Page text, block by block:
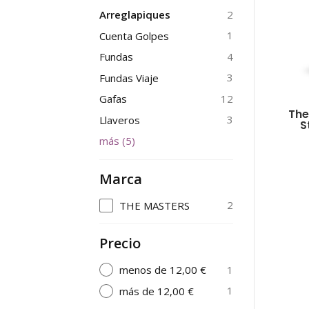
Arreglapiques
2
Cuenta Golpes
1
Fundas
4
Fundas Viaje
3
Gafas
12
Llaveros
3
más (5)
Marca
THE MASTERS 2
Precio
menos de 12,00 €
1
más de 12,00 €
1